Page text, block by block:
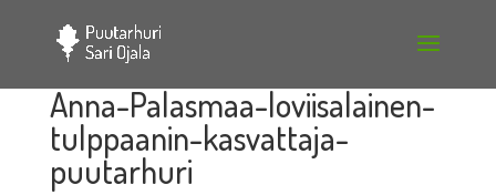
Anna-Palasmaa-loviisalainen-
tulppaanin-kasvattaja-
puutarhuri